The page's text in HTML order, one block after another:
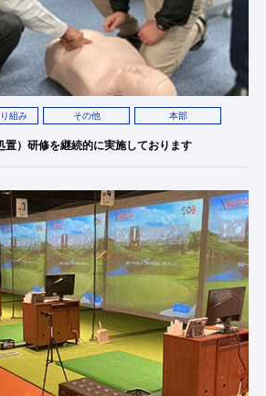
組み その他 本部
置）研修を継続的に実施しております